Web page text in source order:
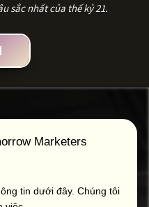
sắc nhất của thế kỷ 21.
Marketers
tin dưới đây. Chúng tôi